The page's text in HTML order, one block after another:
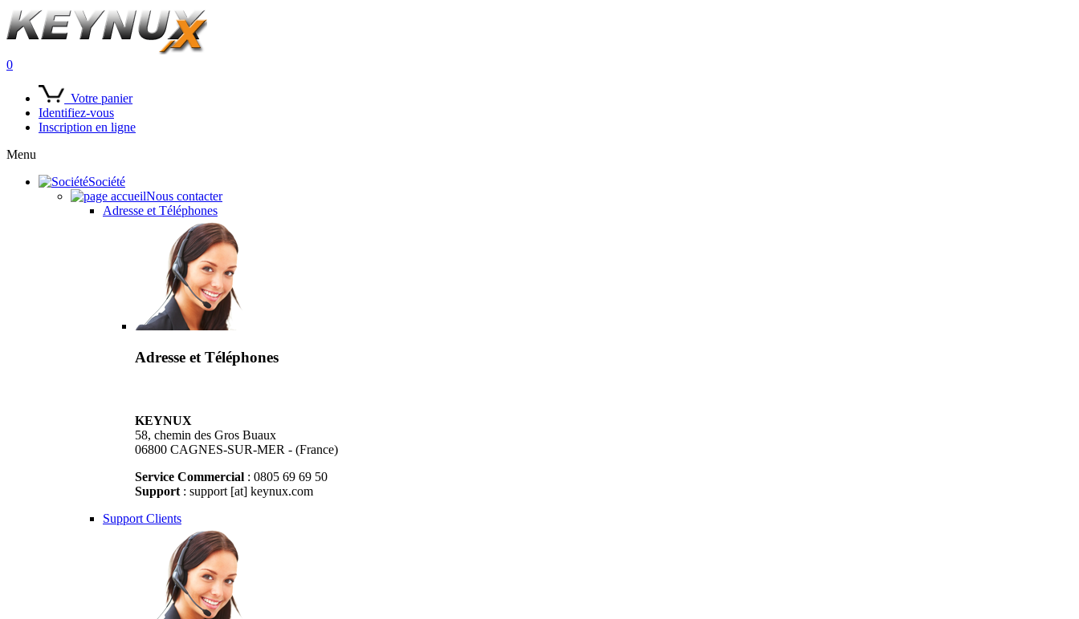
0
Votre panier
Identifiez-vous
Inscription en ligne
Menu
Société
Nous contacter
Adresse et Téléphones
Adresse et Téléphones
KEYNUX
58, chemin des Gros Buaux
06800 CAGNES-SUR-MER - (France)
Service Commercial : 0805 69 69 50
Support : support [at] keynux.com
Support Clients